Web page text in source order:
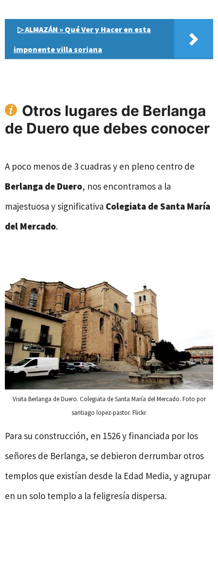
▷ ALMAZÁN » Qué Ver y Hacer en esta
imponente villa soriana
Otros lugares de Berlanga
de Duero que debes conocer
A poco menos de 3 cuadras y en pleno centro de
Berlanga de Duero, nos encontramos a la
majestuosa y significativa Colegiata de Santa María
del Mercado.
Visita Berlanga de Duero. Colegiata de Santa María del Mercado. Foto por
santiago lopez-pastor. Flickr.
Para su construcción, en 1526 y financiada por los
señores de Berlanga, se debieron derrumbar otros
templos que existían desde la Edad Media, y agrupar
en un solo templo a la feligresía dispersa.